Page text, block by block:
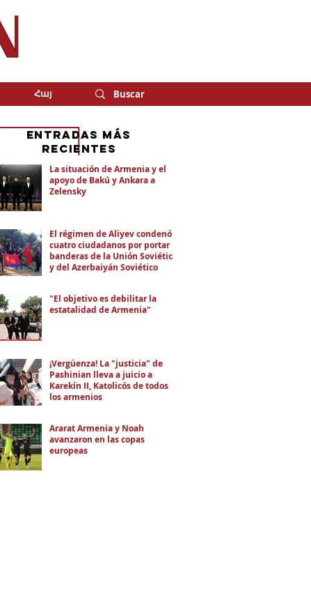
Հայ
La situación de Armenia y el
apoyo de Bakú y Ankara a
Zelensky
El régimen de Aliyev condenó a
cuatro ciudadanos por portar
banderas de la Unión Soviética
y del Azerbaiyán Soviético
"El objetivo es debilitar la
estatalidad de Armenia"
¡Vergüenza! La "justicia" de
Pashinian lleva a juicio a
Karekín II, Katolicós de todos
los armenios
Ararat Armenia y Noah
avanzaron en las copas
europeas
eNTRADAS MÁS
RECIENTES